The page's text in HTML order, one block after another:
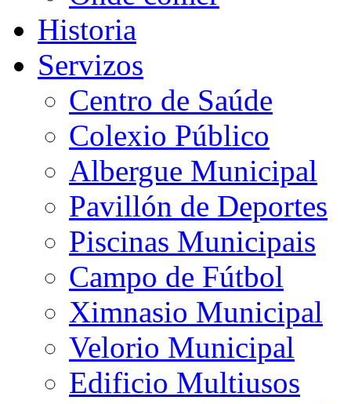
Historia
Servizos
Centro de Saúde
Colexio Público
Albergue Municipal
Pavillón de Deportes
Piscinas Municipais
Campo de Fútbol
Ximnasio Municipal
Velorio Municipal
Edificio Multiusos